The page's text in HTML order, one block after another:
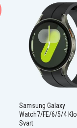
Samsung Galaxy
Watch7/FE/6/5/4
Svart